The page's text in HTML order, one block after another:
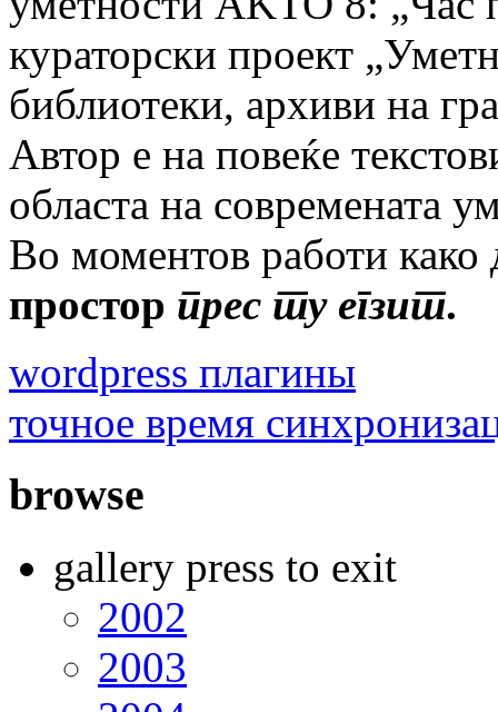
кураторски проект
библиотеки, архиви на
Автор е на повеќе
областа на современата
Во моментов работи
простор прес ту егзит.
wordpress плагины
точное время
browse
gallery press to exit
2002
2003